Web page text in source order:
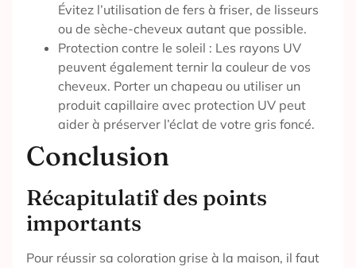
Évitez l’utilisation de fers à friser, de lisseurs
ou de sèche-cheveux autant que possible.
Protection contre le soleil : Les rayons UV
peuvent également ternir la couleur de vos
cheveux. Porter un chapeau ou utiliser un
produit capillaire avec protection UV peut
aider à préserver l’éclat de votre gris foncé.
Conclusion
Récapitulatif des points
importants
Pour réussir sa coloration grise à la maison, il faut